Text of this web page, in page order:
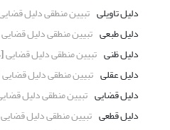
دلیل تاویلی تبیین منطقی دلیل
دلیل طبعی تبیین منطقی دلیل قضایی
دلیل ظنی تبیین منطقی دلیل قضایی
دلیل عقلی تبیین منطقی دلیل قضایی
دلیل قضایی تبیین منطقی دلیل
دلیل قطعی تبیین منطقی دلیل قضایی